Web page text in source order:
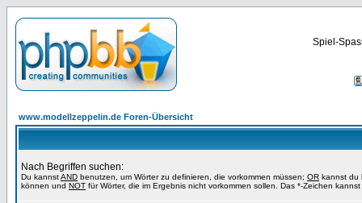
Spiel-
www.modellzeppelin.de Foren-Übersicht
Nach Begriffen suchen:
Du kannstAND benutzen, um Wörter zu definieren, die vorkommen müssen; OR kannst du
können und NOT für Wörter, die im Ergebnis nicht vorkommen sollen. Das *-Zeichen